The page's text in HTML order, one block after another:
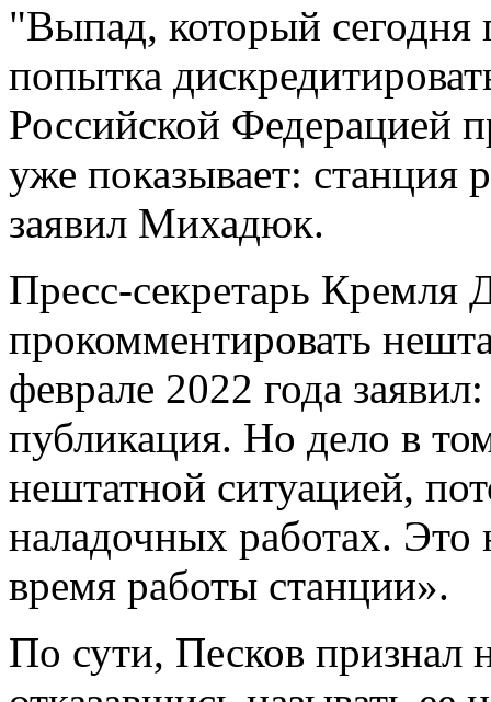
"Выпад, который
попытка
Российской Федерацией
уже показывает: станция
заявил Михадюк.
Пресс-секретарь Кремля
прокомментировать
феврале 2022 года
публикация. Но дело в
нештатной ситуацией,
наладочных работах. Это
время работы станции».
По сути, Песков